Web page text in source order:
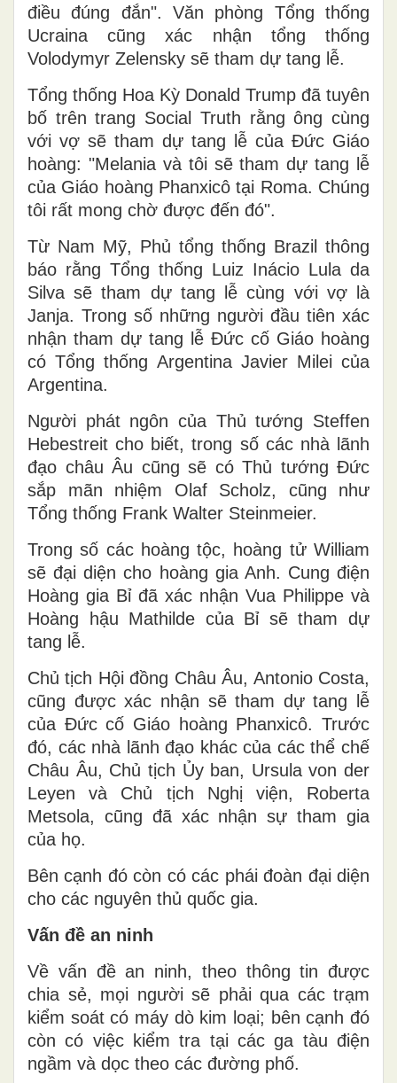
điều đúng đắn". Văn phòng Tổng thống
Ucraina cũng xác nhận tổng thống
Volodymyr Zelensky sẽ tham dự tang lễ.
Tổng thống Hoa Kỳ Donald Trump đã tuyên
bố trên trang Social Truth rằng ông cùng
với vợ sẽ tham dự tang lễ của Đức Giáo
hoàng: "Melania và tôi sẽ tham dự tang lễ
của Giáo hoàng Phanxicô tại Roma. Chúng
tôi rất mong chờ được đến đó".
Từ Nam Mỹ, Phủ tổng thống Brazil thông
báo rằng Tổng thống Luiz Inácio Lula da
Silva sẽ tham dự tang lễ cùng với vợ là
Janja. Trong số những người đầu tiên xác
nhận tham dự tang lễ Đức cố Giáo hoàng
có Tổng thống Argentina Javier Milei của
Argentina.
Người phát ngôn của Thủ tướng Steffen
Hebestreit cho biết, trong số các nhà lãnh
đạo châu Âu cũng sẽ có Thủ tướng Đức
sắp mãn nhiệm Olaf Scholz, cũng như
Tổng thống Frank Walter Steinmeier.
Trong số các hoàng tộc, hoàng tử William
sẽ đại diện cho hoàng gia Anh. Cung điện
Hoàng gia Bỉ đã xác nhận Vua Philippe và
Hoàng hậu Mathilde của Bỉ sẽ tham dự
tang lễ.
Chủ tịch Hội đồng Châu Âu, Antonio Costa,
cũng được xác nhận sẽ tham dự tang lễ
của Đức cố Giáo hoàng Phanxicô. Trước
đó, các nhà lãnh đạo khác của các thể chế
Châu Âu, Chủ tịch Ủy ban, Ursula von der
Leyen và Chủ tịch Nghị viện, Roberta
Metsola, cũng đã xác nhận sự tham gia
của họ.
Bên cạnh đó còn có các phái đoàn đại diện
cho các nguyên thủ quốc gia.
Vấn đề an ninh
Về vấn đề an ninh, theo thông tin được
chia sẻ, mọi người sẽ phải qua các trạm
kiểm soát có máy dò kim loại; bên cạnh đó
còn có việc kiểm tra tại các ga tàu điện
ngầm và dọc theo các đường phố.